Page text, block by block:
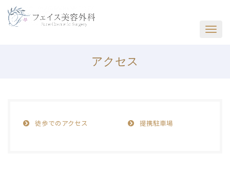
アクセス
徒歩でのアクセス 提携駐車場